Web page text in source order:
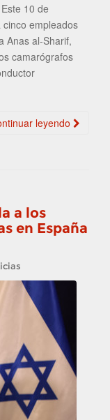
10 de
empleados
Anas al-Sharif,
camarógrafos
leyendo
a los
en España